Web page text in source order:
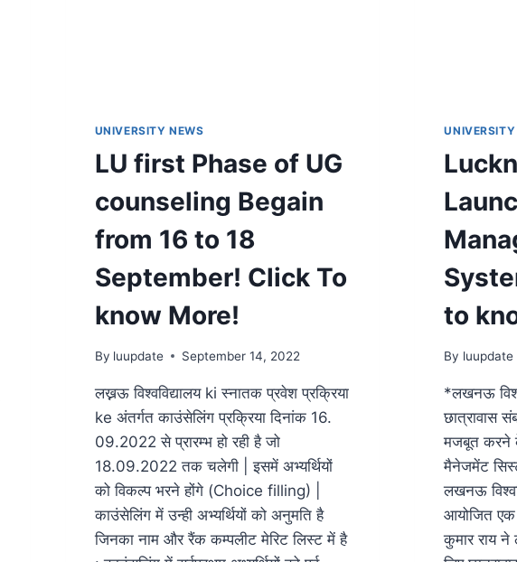
UNIVERSITY NEWS
LU first Phase of UG
counseling Begain
from 16 to 18
September! Click To
know More!
By luupdate September 14, 2022
लख्नऊ विश्वविद्यालय ki स्नातक प्रवेश प्रक्रिया
ke अंतर्गत काउंसेलिंग प्रक्रिया दिनांक 16.
09.2022 से प्रारम्भ हो रही है जो
18.09.2022 तक चलेगी | इसमें अभ्यर्थियों
को विकल्प भरने होंगे (Choice filling) |
काउंसेलिंग में उन्ही अभ्यर्थियों को अनुमति है
जिनका नाम और रैंक कम्पलीट मेरिट लिस्ट में है
to
By luupdate
*लखनऊ
छात्रावास
मजबूत करने
मैनेजमेंट
लखनऊ
आयोजित एक
कुमार राय ने